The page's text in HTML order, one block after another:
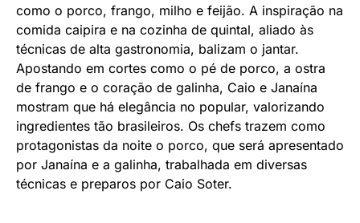
como o porco, frango, milho e feijão. A inspiração na
comida caipira e na cozinha de quintal, aliado às
técnicas de alta gastronomia, balizam o jantar.
Apostando em cortes como o pé de porco, a ostra
de frango e o coração de galinha, Caio e Janaína
mostram que há elegância no popular, valorizando
ingredientes tão brasileiros. Os chefs trazem como
protagonistas da noite o porco, que será apresentado
por Janaína e a galinha, trabalhada em diversas
técnicas e preparos por Caio Soter.